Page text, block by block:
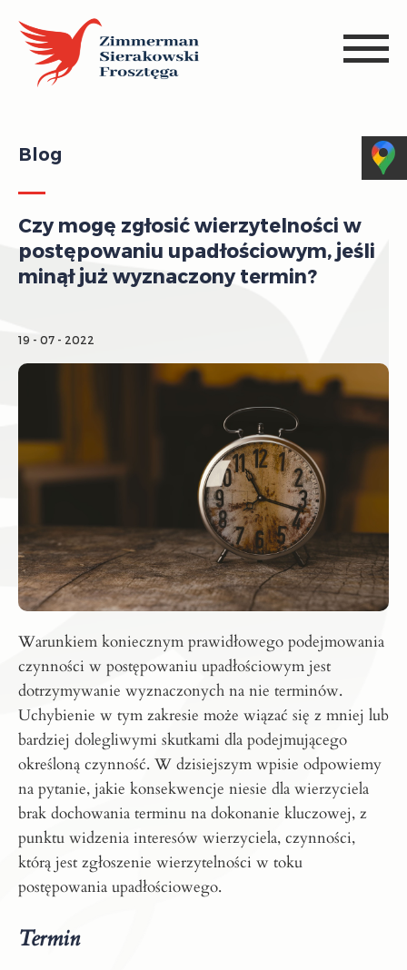
Blog
Czy mogę zgłosić wierzytelności w
postępowaniu upadłościowym, jeśli
minął już wyznaczony termin?
19 - 07 - 2022
Warunkiem koniecznym prawidłowego podejmowania
czynności w postępowaniu upadłościowym jest
dotrzymywanie wyznaczonych na nie terminów.
Uchybienie w tym zakresie może wiązać się z mniej lub
bardziej dolegliwymi skutkami dla podejmującego
określoną czynność. W dzisiejszym wpisie odpowiemy
na pytanie, jakie konsekwencje niesie dla wierzyciela
brak dochowania terminu na dokonanie kluczowej, z
punktu widzenia interesów wierzyciela, czynności,
którą jest zgłoszenie wierzytelności w toku
postępowania upadłościowego.
Termin